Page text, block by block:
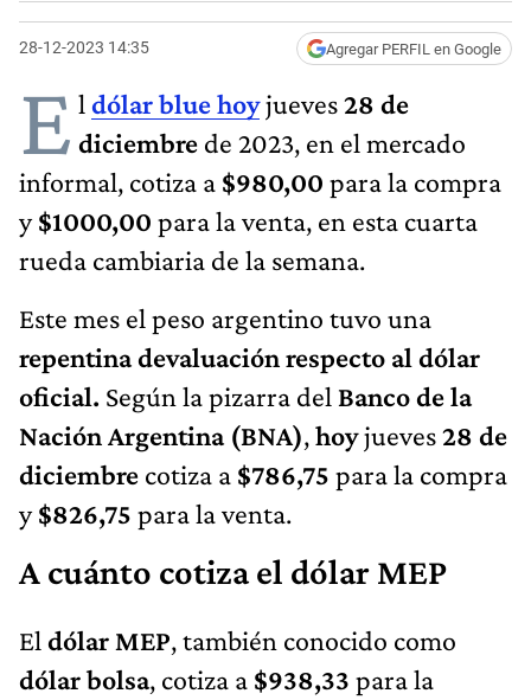
28-12-2023 14:35 Agregar PERFIL en Google
E l dólar blue hoyjueves28 de
diciembre de 2023, en el mercado
informal, cotiza a $980,00 para la compra
y$1000,00 para la venta, en esta cuarta
rueda cambiaria de la semana.
Este mes el peso argentino tuvo una
repentina devaluación respecto al dólar
oficial. Según la pizarra del Banco de la
Nación Argentina (BNA),hoyjueves28 de
diciembre cotiza a $786,75 para la compra
y$826,75 para la venta.
A cuánto cotiza el dólar MEP
El dólar MEP, también conocido como
dólar bolsa, cotiza a $938,33 para la